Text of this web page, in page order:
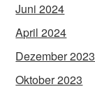
Juni 2024
April 2024
Dezember 2023
Oktober 2023